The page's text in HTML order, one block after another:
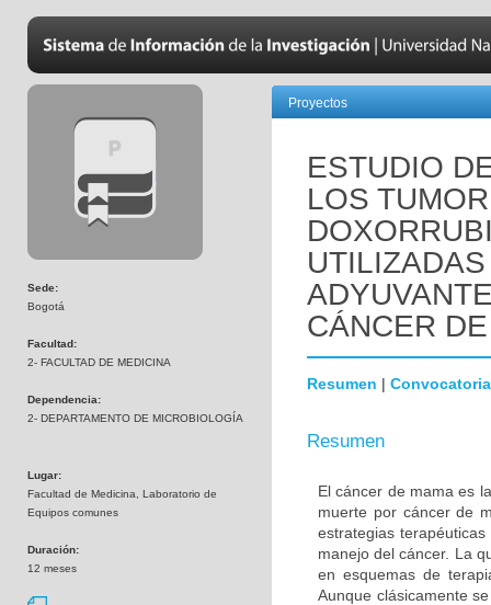
Sede:
Bogotá
Facultad:
2- FACULTAD DE MEDICINA
Dependencia:
2- DEPARTAMENTO DE MICROBIOLOGÍA
Lugar:
Facultad de Medicina, Laboratorio de
Equipos comunes
Duración:
12 meses
Proyectos
ESTUDIO
LOS
CÁNCER
Resumen | Convocatoria
Resumen
El cáncer de mama es
muerte por cáncer de
estrategias
manejo del cáncer. La
en esquemas de
Aunque clásicamente